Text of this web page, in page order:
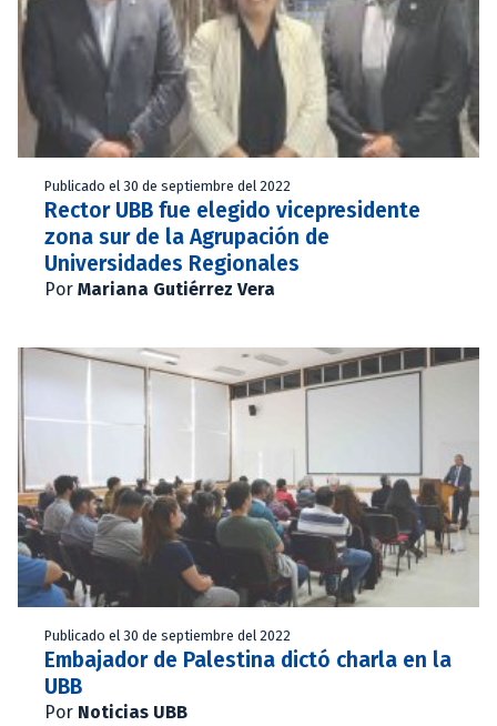
Publicado el 30 de septiembre del 2022
Rector UBB fue elegido vicepresidente
zona sur de la Agrupación de
Universidades Regionales
Por Mariana Gutiérrez Vera
Publicado el 30 de septiembre del 2022
Embajador de Palestina dictó charla en la
UBB
Por Noticias UBB